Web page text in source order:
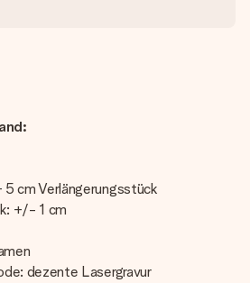
cm Verlängerungsstück
+/- 1 cm
dezente Lasergravur